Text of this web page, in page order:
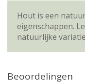
Hout is een
eigenschappen.
natuurlijke
Beoordelingen